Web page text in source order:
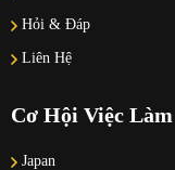
Hỏi & Đáp
Liên Hệ
Cơ Hội Việc Làm
Japan